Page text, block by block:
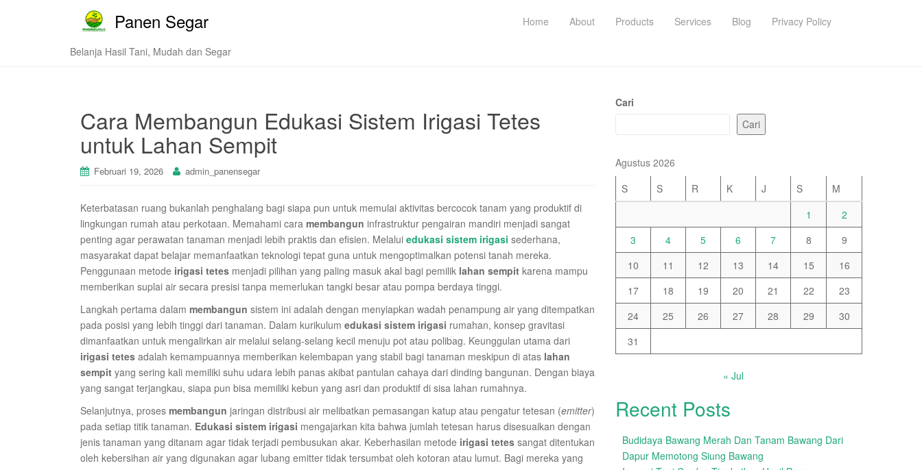
Panen Segar
Belanja Hasil Tani, Mudah dan Segar
Home About Products Services Blog Privacy Policy
Cara Membangun Edukasi Sistem Irigasi Tetes
untuk Lahan Sempit
Februari 19, 2026 admin_panensegar
Keterbatasan ruang bukanlah penghalang bagi siapa pun untuk memulai aktivitas bercocok tanam yang produktif di
lingkungan rumah atau perkotaan. Memahami cara membangun infrastruktur pengairan mandiri menjadi sangat
penting agar perawatan tanaman menjadi lebih praktis dan efisien. Melalui edukasi sistem irigasi sederhana,
masyarakat dapat belajar memanfaatkan teknologi tepat guna untuk mengoptimalkan potensi tanah mereka.
Penggunaan metode irigasi tetes menjadi pilihan yang paling masuk akal bagi pemilik lahan sempit karena mampu
memberikan suplai air secara presisi tanpa memerlukan tangki besar atau pompa berdaya tinggi.
Langkah pertama dalam membangun sistem ini adalah dengan menyiapkan wadah penampung air yang ditempatkan
pada posisi yang lebih tinggi dari tanaman. Dalam kurikulum edukasi sistem irigasi rumahan, konsep gravitasi
dimanfaatkan untuk mengalirkan air melalui selang-selang kecil menuju pot atau polibag. Keunggulan utama dari
irigasi tetes adalah kemampuannya memberikan kelembapan yang stabil bagi tanaman meskipun di atas lahan
sempit yang sering kali memiliki suhu udara lebih panas akibat pantulan cahaya dari dinding bangunan. Dengan biaya
yang sangat terjangkau, siapa pun bisa memiliki kebun yang asri dan produktif di sisa lahan rumahnya.
Selanjutnya, proses membangun jaringan distribusi air melibatkan pemasangan katup atau pengatur tetesan (emitter)
pada setiap titik tanaman. Edukasi sistem irigasi mengajarkan kita bahwa jumlah tetesan harus disesuaikan dengan
jenis tanaman yang ditanam agar tidak terjadi pembusukan akar. Keberhasilan metode irigasi tetes sangat ditentukan
oleh kebersihan air yang digunakan agar lubang emitter tidak tersumbat oleh kotoran atau lumut. Bagi mereka yang
Cari
Cari
Agustus 2026
S
S R K J S
M
1
2
3
4 5 6 7 8
9
10
11 12 13 14 15
16
17
18 19 20 21 22
23
24
25 26 27 28 29
30
31
« Jul
Recent Posts
Budidaya Bawang Merah Dan Tanam Bawang Dari
Dapur Memotong Siung Bawang